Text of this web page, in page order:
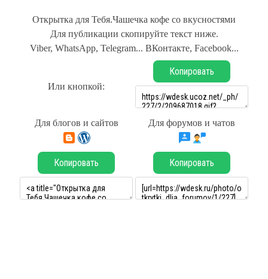
Открытка для Тебя.Чашечка кофе со вкусностями
Для публикации скопируйте текст ниже.
Viber, WhatsApp, Telegram... ВКонтакте, Facebook...
Или кнопкой:
Копировать
Для блогов и сайтов Для форумов и чатов
Копировать Копировать